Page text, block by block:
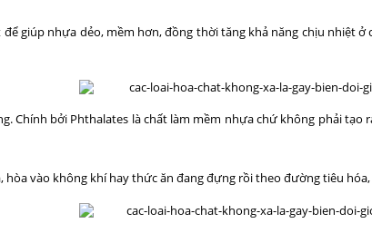
giúp nhựa dẻo, mềm hơn, đồng thời tăng khả năng chịu nhiệt
Chính bởi Phthalates là chất làm mềm nhựa chứ không phải
vào không khí hay thức ăn đang đựng rồi theo đường tiêu